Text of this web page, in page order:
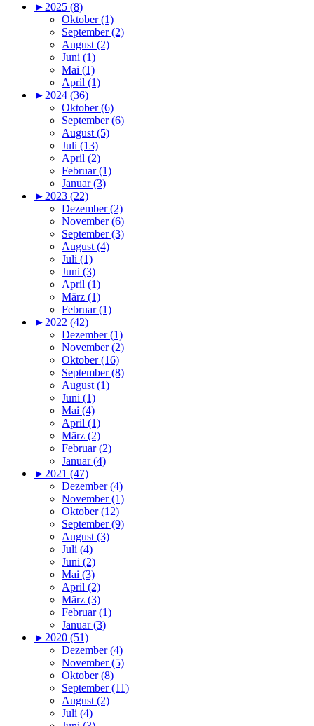
► 2025 (8)
Oktober (1)
September (2)
August (2)
Juni (1)
Mai (1)
April (1)
► 2024 (36)
Oktober (6)
September (6)
August (5)
Juli (13)
April (2)
Februar (1)
Januar (3)
► 2023 (22)
Dezember (2)
November (6)
September (3)
August (4)
Juli (1)
Juni (3)
April (1)
März (1)
Februar (1)
► 2022 (42)
Dezember (1)
November (2)
Oktober (16)
September (8)
August (1)
Juni (1)
Mai (4)
April (1)
März (2)
Februar (2)
Januar (4)
► 2021 (47)
Dezember (4)
November (1)
Oktober (12)
September (9)
August (3)
Juli (4)
Juni (2)
Mai (3)
April (2)
März (3)
Februar (1)
Januar (3)
► 2020 (51)
Dezember (4)
November (5)
Oktober (8)
September (11)
August (2)
Juli (4)